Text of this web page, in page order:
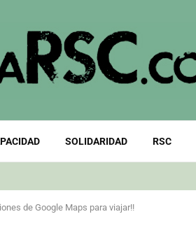
SOLIDARIDAD RSC
de Google Maps para viajar!!